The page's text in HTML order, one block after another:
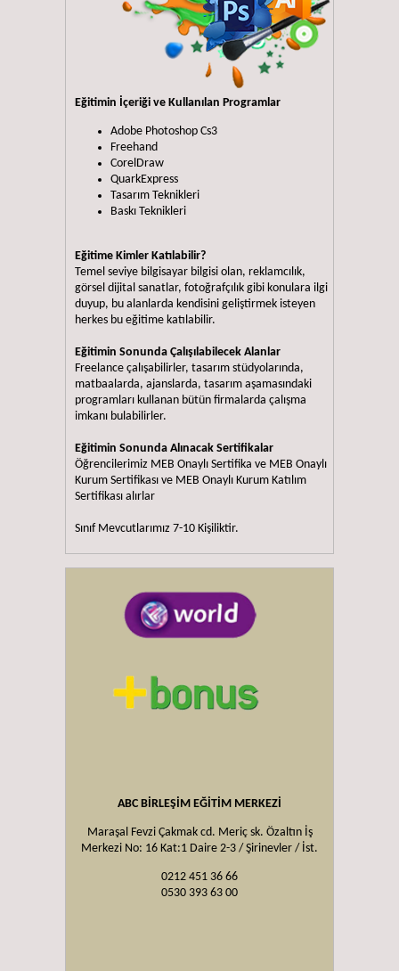
Eğitimin İçeriği ve Kullanılan Programlar
Adobe Photoshop Cs3
Freehand
CorelDraw
QuarkExpress
Tasarım Teknikleri
Baskı Teknikleri
Eğitime Kimler Katılabilir?
Temel seviye bilgisayar bilgisi olan, reklamcılık,
görsel dijital sanatlar, fotoğrafçılık gibi konulara ilgi
duyup, bu alanlarda kendisini geliştirmek isteyen
herkes bu eğitime katılabilir.
Eğitimin Sonunda Çalışılabilecek Alanlar
Freelance çalışabilirler, tasarım stüdyolarında,
matbaalarda, ajanslarda, tasarım aşamasındaki
programları kullanan bütün firmalarda çalışma
imkanı bulabilirler.
Eğitimin Sonunda Alınacak Sertifikalar
Öğrencilerimiz MEB Onaylı Sertifika ve MEB Onaylı
Kurum Sertifikası ve MEB Onaylı Kurum Katılım
Sertifikası alırlar
Sınıf Mevcutlarımız 7-10 Kişiliktir.
ABC BİRLEŞİM EĞİTİM MERKEZİ
Maraşal Fevzi Çakmak cd. Meriç sk. Özaltın İş
Merkezi No: 16 Kat:1 Daire 2-3 / Şirinevler / İst.
0212 451 36 66
0530 393 63 00